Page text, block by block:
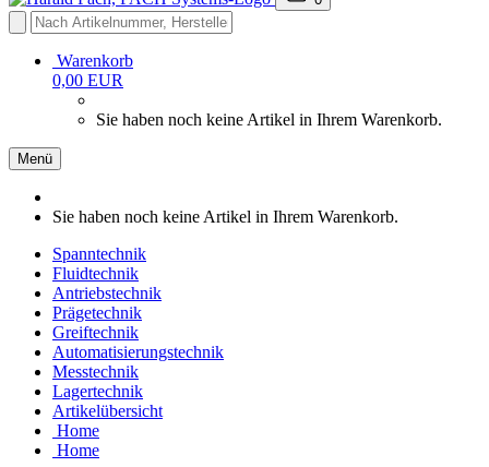
Warenkorb
0,00 EUR
Sie haben noch keine Artikel in Ihrem Warenkorb.
Menü
Sie haben noch keine Artikel in Ihrem Warenkorb.
Spanntechnik
Fluidtechnik
Antriebstechnik
Prägetechnik
Greiftechnik
Automatisierungstechnik
Messtechnik
Lagertechnik
Artikelübersicht
Home
Home